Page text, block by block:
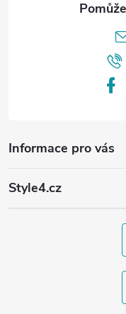
Informace pro vás
Style4.cz